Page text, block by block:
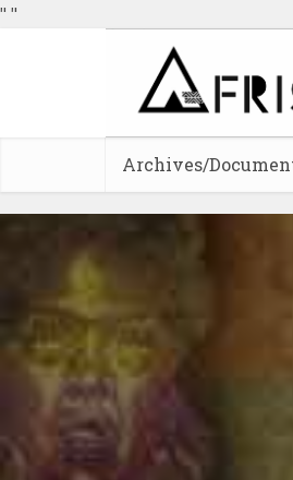
" "
Archives/